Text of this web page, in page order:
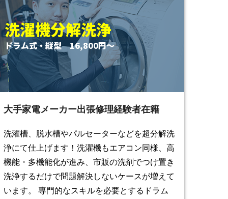
洗濯機分解洗浄
ドラム式・縦型 16,800円〜
大手家電メーカー出張修理経験者在籍
洗濯槽、脱水槽やパルセーターなどを超分解洗
浄にて仕上げます！洗濯機もエアコン同様、高
機能・多機能化が進み、市販の洗剤でつけ置き
洗浄するだけで問題解決しないケースが増えて
います。 専門的なスキルを必要とするドラム